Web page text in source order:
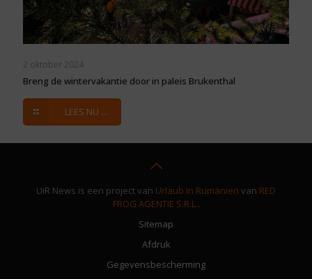
2 oktober 2024
Breng de wintervakantie door in paleis Brukenthal
LEES NU ...
UiR News is een project van Urlaub in Rumänien van RED
FROG AGENTIE S.R.L..
Sitemap
Afdruk
Gegevensbescherming